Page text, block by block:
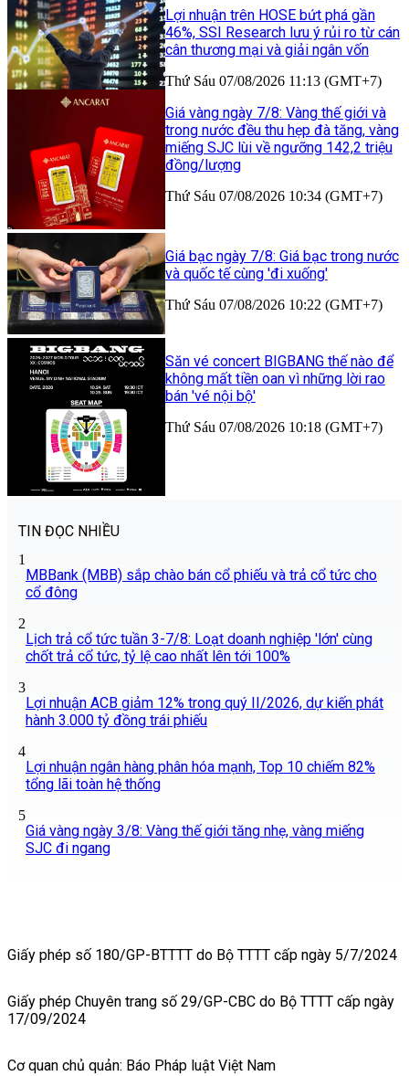
Lợi nhuận trên HOSE bứt phá gần
46%, SSI Research lưu ý rủi ro từ cán
cân thương mại và giải ngân vốn
Thứ Sáu 07/08/2026 11:13 (GMT+7)
Giá vàng ngày 7/8: Vàng thế giới và
trong nước đều thu hẹp đà tăng, vàng
miếng SJC lùi về ngưỡng 142,2 triệu
đồng/lượng
Thứ Sáu 07/08/2026 10:34 (GMT+7)
Giá bạc ngày 7/8: Giá bạc trong nước
và quốc tế cùng 'đi xuống'
Thứ Sáu 07/08/2026 10:22 (GMT+7)
Săn vé concert BIGBANG thế nào để
không mất tiền oan vì những lời rao
bán 'vé nội bộ'
Thứ Sáu 07/08/2026 10:18 (GMT+7)
TIN ĐỌC NHIỀU
1
MBBank (MBB) sắp chào bán cổ phiếu và trả cổ tức cho
cổ đông
2
Lịch trả cổ tức tuần 3-7/8: Loạt doanh nghiệp 'lớn' cùng
chốt trả cổ tức, tỷ lệ cao nhất lên tới 100%
3
Lợi nhuận ACB giảm 12% trong quý II/2026, dự kiến phát
hành 3.000 tỷ đồng trái phiếu
4
Lợi nhuận ngân hàng phân hóa mạnh, Top 10 chiếm 82%
tổng lãi toàn hệ thống
5
Giá vàng ngày 3/8: Vàng thế giới tăng nhẹ, vàng miếng
SJC đi ngang
Giấy phép số 180/GP-BTTTT do Bộ TTTT cấp ngày 5/7/2024
Giấy phép Chuyên trang số 29/GP-CBC do Bộ TTTT cấp ngày
17/09/2024
Cơ quan chủ quản: Báo Pháp luật Việt Nam